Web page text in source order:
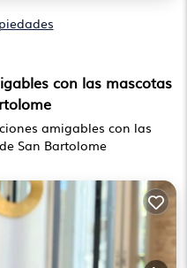
con las mascotas
amigables con las
San Bartolome